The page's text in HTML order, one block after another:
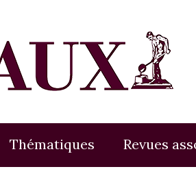
Thématiques Revues